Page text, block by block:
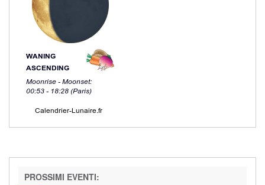
PROSSIMI EVENTI: